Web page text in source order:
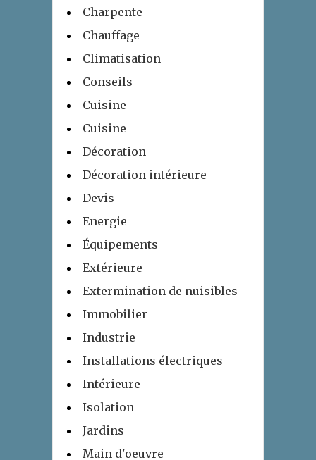
Charpente
Chauffage
Climatisation
Conseils
Cuisine
Cuisine
Décoration
Décoration intérieure
Devis
Energie
Équipements
Extérieure
Extermination de nuisibles
Immobilier
Industrie
Installations électriques
Intérieure
Isolation
Jardins
Main d'oeuvre